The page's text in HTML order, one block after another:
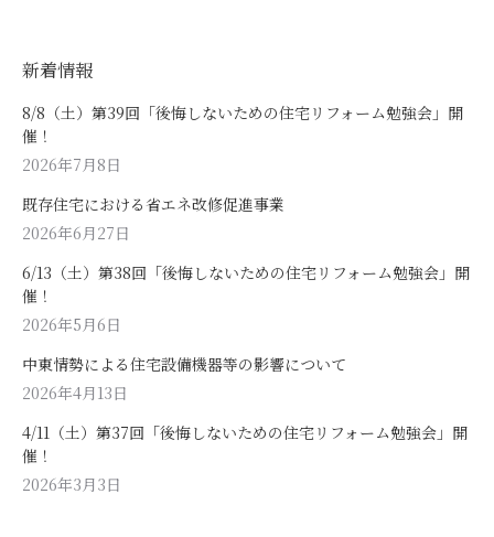
新着情報
8/8（土）第39回「後悔しないための住宅リフォーム勉強会」開
催！
2026年7月8日
既存住宅における省エネ改修促進事業
2026年6月27日
6/13（土）第38回「後悔しないための住宅リフォーム勉強会」開
催！
2026年5月6日
中東情勢による住宅設備機器等の影響について
2026年4月13日
4/11（土）第37回「後悔しないための住宅リフォーム勉強会」開
催！
2026年3月3日